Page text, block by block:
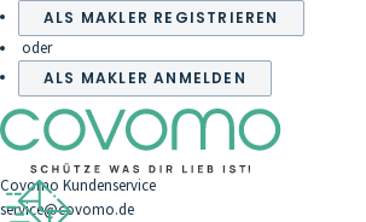
ALS MAKLER REGISTRIEREN
oder
ALS MAKLER ANMELDEN
Covomo Kundenservice
service@covomo.de